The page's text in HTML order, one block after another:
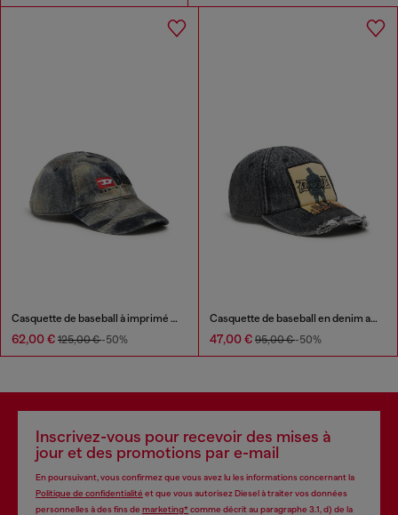
Casquette de baseball à imprimé camouflage intégral
62,00 € 125,00 €-50%
Casquette de baseball en denim avec écusson et détails effilochés
47,00 € 95,00 €-50%
Inscrivez-vous pour recevoir des mises à
jour et des promotions par e-mail
En poursuivant, vous confirmez que vous avez lu les informations concernant la
Politique de confidentialité et que vous autorisez Diesel à traiter vos données
personnelles à des fins de marketing*comme décrit au paragraphe 3.1, d) de la